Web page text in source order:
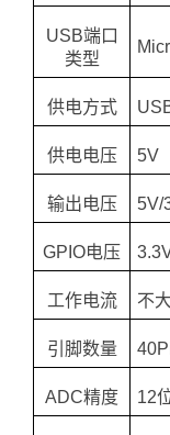
USB端口
类型
供电方式
供电电压 5V
输出电压 5V/
GPIO电压
工作电流 不
引脚数量
ADC精度 12